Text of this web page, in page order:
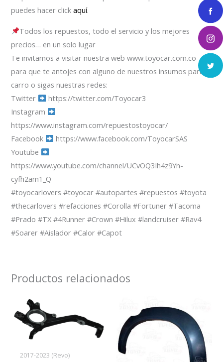
puedes hacer clickaquí.
Todos los repuestos, todo el servicio y los mejores
precios… en un solo lugar
Te invitamos a visitar nuestra web www.toyocar.com.co
para que te antojes con alguno de nuestros insumos para el
carro o sigas nuestras redes:
Twitter
https://twitter.com/Toyocar3
Instagram
https://www.instagram.com/repuestostoyocar/
Facebook
https://www.facebook.com/ToyocarSAS
Youtube
https://www.youtube.com/channel/UCvOQ3Ih4z9Yn-
cyfh2am1_Q
#toyocarlovers #toyocar #autopartes #repuestos #toyota
#thecarlovers #refacciones #Corolla #Fortuner #Tacoma
#Prado #TX #4Runner #Crown #Hilux #landcruiser #Rav4
#Soarer #Aislador #Calor #Capot
Productos relacionados
2017-2023 (Revo)